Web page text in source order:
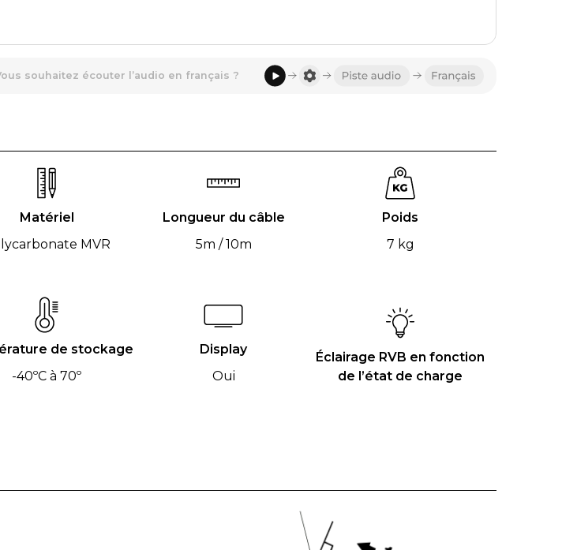
souhaitez écouter l’audio en français ?
Matériel
MVR
Longueur du câble
5m / 10m
Poids
7 kg
de stockage
-40ºC à 70º
Display
Oui
Éclairage RVB en fonction
de l’état de charge